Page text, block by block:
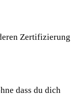
Zertifizierung
dass du dich